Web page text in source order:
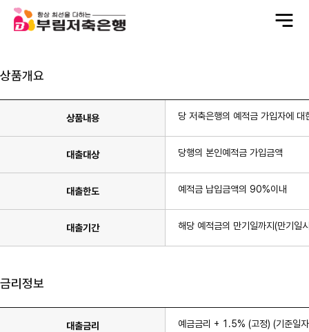
전
체
상품개요
상품내용 당 저축은행의 예적금 가입자에
대출대상 당행의 본인예적금 가입금액
대출한도 예적금 납입금액의 90%이내
대출기간 해당 예적금의 만기일까지(만기일
금리정보
대출금리 예금금리 + 1.5% (고정) (기준